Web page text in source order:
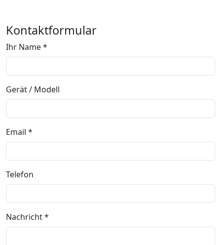
Kontaktformular
Ihr Name *
Gerät / Modell
Email *
Telefon
Nachricht *